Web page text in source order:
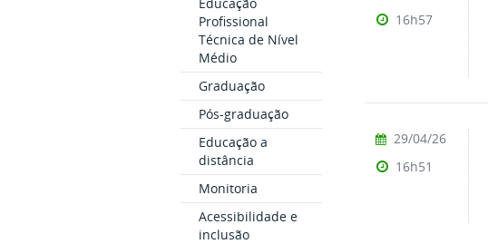
Profissional
Técnica de Nível
Médio
Graduação
Pós-graduação
Educação a
distância
Monitoria
Acessibilidade e
inclusão
16h57
29/04/26
16h51